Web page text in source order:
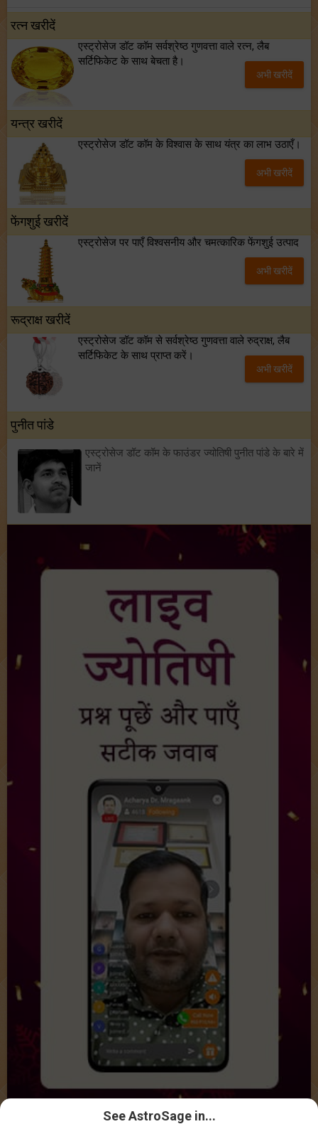
रत्न खरीदें
एस्ट्रोसेज डॉट कॉम सर्वश्रेष्ठ गुणवत्ता वाले रत्न, लैब
सर्टिफिकेट के साथ बेचता है।
अभी खरीदें
यन्त्र खरीदें
एस्ट्रोसेज डॉट कॉम के विश्वास के साथ यंत्र का लाभ उठाएँ।
अभी खरीदें
फेंगशुई खरीदें
एस्ट्रोसेज पर पाएँ विश्वसनीय और चमत्कारिक फेंगशुई उत्पाद
अभी खरीदें
रूद्राक्ष खरीदें
एस्ट्रोसेज डॉट कॉम से सर्वश्रेष्ठ गुणवत्ता वाले रुद्राक्ष, लैब
सर्टिफिकेट के साथ प्राप्त करें।
अभी खरीदें
पुनीत पांडे
एस्ट्रोसेज डॉट कॉम के फाउंडर ज्योतिषी पुनीत पांडे के बारे में
जानें
See AstroSage in...